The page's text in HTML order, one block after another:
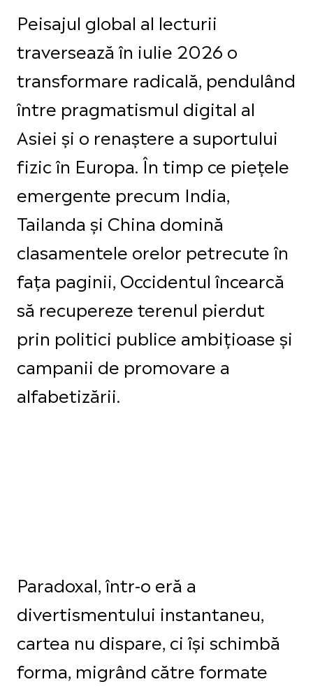
Peisajul global al lecturii
traversează în iulie 2026 o
transformare radicală, pendulând
între pragmatismul digital al
Asiei și o renaștere a suportului
fizic în Europa. În timp ce piețele
emergente precum India,
Tailanda și China domină
clasamentele orelor petrecute în
fața paginii, Occidentul încearcă
să recupereze terenul pierdut
prin politici publice ambițioase și
campanii de promovare a
alfabetizării.
Paradoxal, într-o eră a
divertismentului instantaneu,
cartea nu dispare, ci își schimbă
forma, migrând către formate